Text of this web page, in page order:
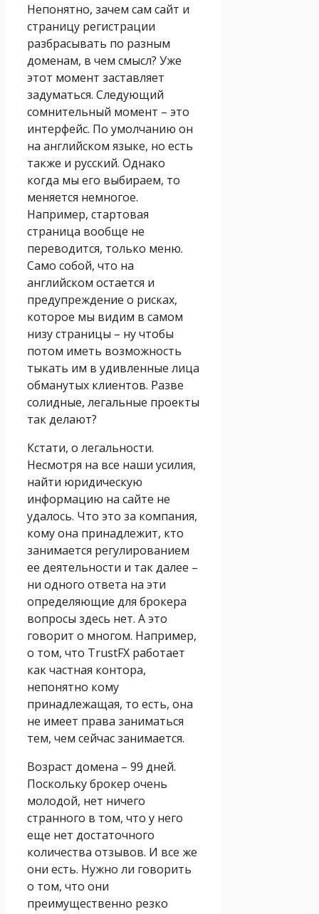
Непонятно, зачем сам сайт и
страницу регистрации
разбрасывать по разным
доменам, в чем смысл? Уже
этот момент заставляет
задуматься. Следующий
сомнительный момент – это
интерфейс. По умолчанию он
на английском языке, но есть
также и русский. Однако
когда мы его выбираем, то
меняется немногое.
Например, стартовая
страница вообще не
переводится, только меню.
Само собой, что на
английском остается и
предупреждение о рисках,
которое мы видим в самом
низу страницы – ну чтобы
потом иметь возможность
тыкать им в удивленные лица
обманутых клиентов. Разве
солидные, легальные проекты
так делают?
Кстати, о легальности.
Несмотря на все наши усилия,
найти юридическую
информацию на сайте не
удалось. Что это за компания,
кому она принадлежит, кто
занимается регулированием
ее деятельности и так далее –
ни одного ответа на эти
определяющие для брокера
вопросы здесь нет. А это
говорит о многом. Например,
о том, что TrustFX работает
как частная контора,
непонятно кому
принадлежащая, то есть, она
не имеет права заниматься
тем, чем сейчас занимается.
Возраст домена – 99 дней.
Поскольку брокер очень
молодой, нет ничего
странного в том, что у него
еще нет достаточного
количества отзывов. И все же
они есть. Нужно ли говорить
о том, что они
преимущественно резко